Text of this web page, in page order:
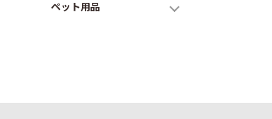
ペット用品